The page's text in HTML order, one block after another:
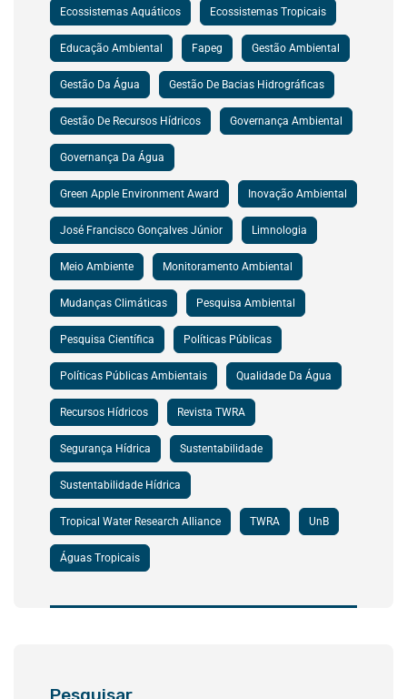
Ecossistemas Aquáticos Ecossistemas Tropicais
Educação Ambiental Fapeg Gestão Ambiental
Gestão Da Água Gestão De Bacias Hidrográficas
Gestão De Recursos Hídricos Governança Ambiental
Governança Da Água
Green Apple Environment Award Inovação Ambiental
José Francisco Gonçalves Júnior Limnologia
Meio Ambiente Monitoramento Ambiental
Mudanças Climáticas Pesquisa Ambiental
Pesquisa Científica Políticas Públicas
Políticas Públicas Ambientais Qualidade Da Água
Recursos Hídricos Revista TWRA
Segurança Hídrica Sustentabilidade
Sustentabilidade Hídrica
Tropical Water Research Alliance TWRA UnB
Águas Tropicais